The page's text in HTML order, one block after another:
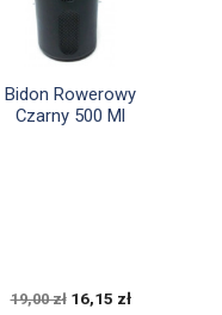
Szybki podgląd
Bidon Rowerowy
Czarny 500 Ml
19,00 zł 16,15 zł